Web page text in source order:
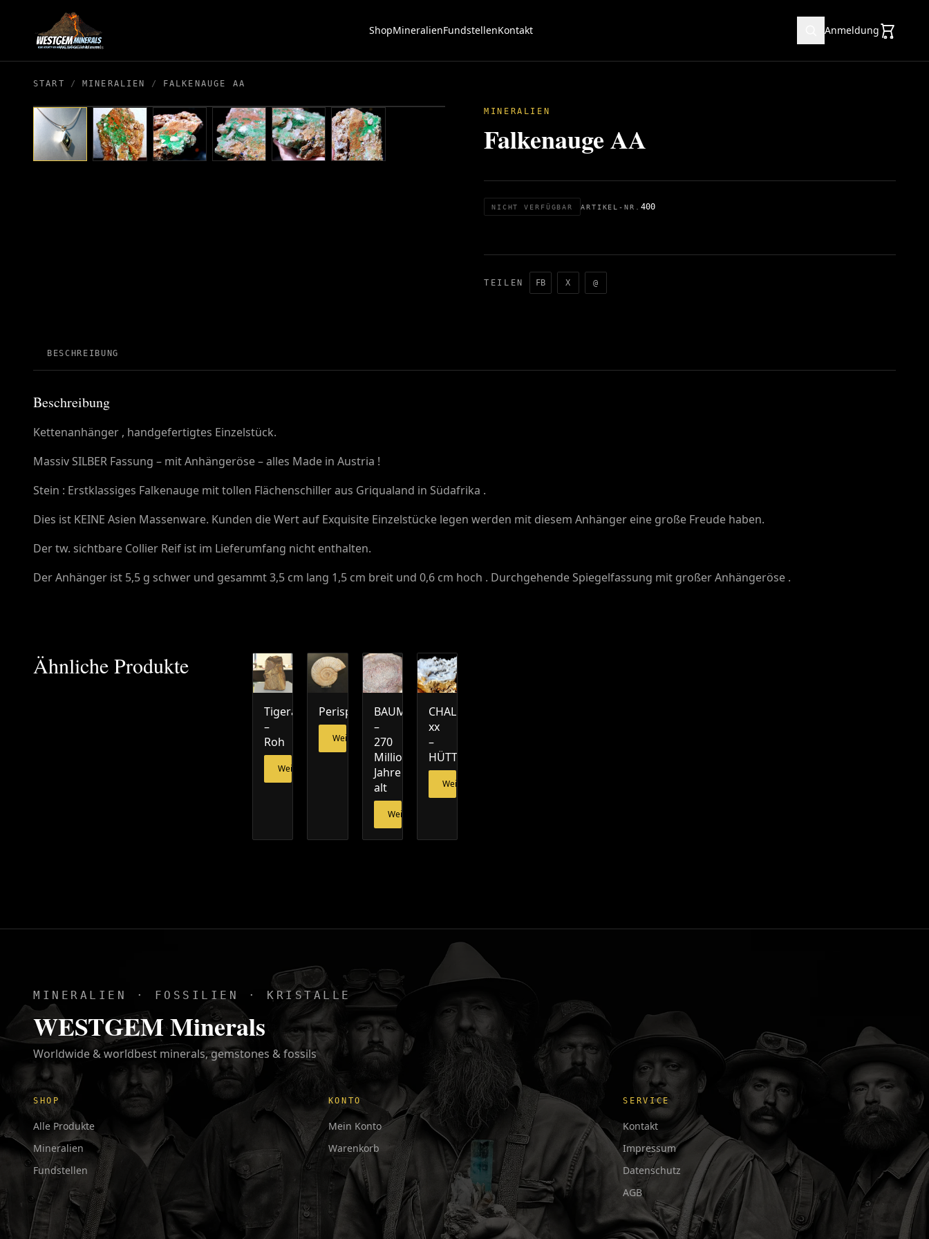
ShopMineralienFundstellenKontakt Anmeldung
START / MINERALIEN / FALKENAUGE AA
MINERALIEN
Falkenauge AA
NICHT VERFÜGBAR ARTIKEL-NR. 400
TEILEN FB X @
BESCHREIBUNG
Beschreibung
Kettenanhänger , handgefertigtes Einzelstück.
Massiv SILBER Fassung – mit Anhängeröse – alles Made in Austria !
Stein : Erstklassiges Falkenauge mit tollen Flächenschiller aus Griqualand in Südafrika .
Dies ist KEINE Asien Massenware. Kunden die Wert auf Exquisite Einzelstücke legen werden mit diesem Anhänger eine große Freude haben.
Der tw. sichtbare Collier Reif ist im Lieferumfang nicht enthalten.
Der Anhänger ist 5,5 g schwer und gesammt 3,5 cm lang 1,5 cm breit und 0,6 cm hoch . Durchgehende Spiegelfassung mit großer Anhängeröse .
Ähnliche Produkte
Tigerauge
–
Roh
Weiterlesen
Perisphinctes
Weiterlesen
BAUMFARN
–
270
Millionen
Jahre
alt
Weiterlesen
CHALCEDON
xx
–
HÜTTENBERG
Weiterlesen
MINERALIEN · FOSSILIEN · KRISTALLE
WESTGEM Minerals
Worldwide & worldbest minerals, gemstones & fossils
SHOP
Alle Produkte
Mineralien
Fundstellen
KONTO
Mein Konto
Warenkorb
SERVICE
Kontakt
Impressum
Datenschutz
AGB
Français
日本語